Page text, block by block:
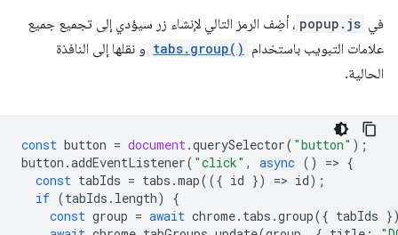
في popup.js ، أضِف الرمز التالي لإنشاء زر سيؤدي إلى تجميع جميع
علامات التبويب باستخدام tabs.group() و نقلها إلى النافذة
الحالية.
const button = document.querySelector( "button" );
button .addEventListener( "click" , async () => {
const tabIds = tabs .map(({ id }) => id);
if (tabIds . length)
{
const group = await chrome. tabs .group({ tabIds